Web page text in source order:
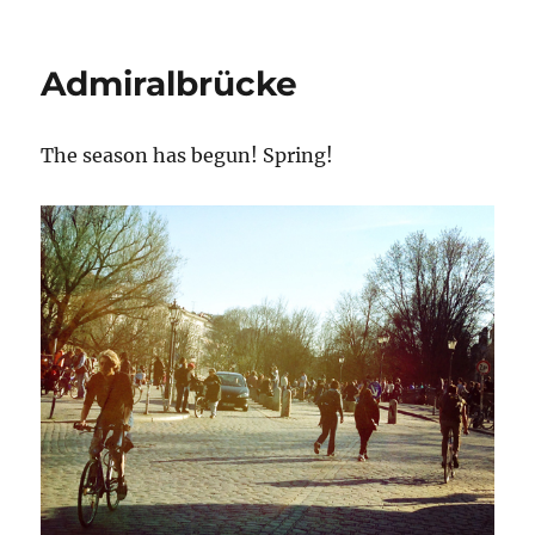
Admiralbrücke
The season has begun! Spring!